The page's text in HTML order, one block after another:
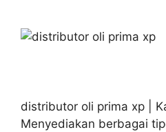
distributor oli prima xp |
Menyediakan berbagai